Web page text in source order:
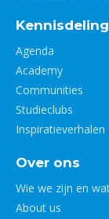
Agenda
Academy
Communities
Studieclubs
Inspiratieverhalen
Over ons
Wie we zijn en
About us